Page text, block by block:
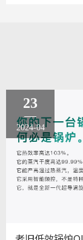
23
2024-04